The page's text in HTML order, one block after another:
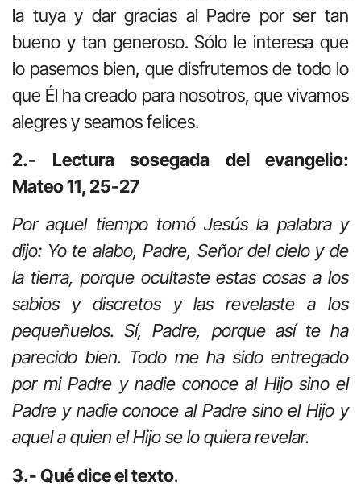
la tuya y dar gracias al Padre por ser tan
bueno y tan generoso. Sólo le interesa que
lo pasemos bien, que disfrutemos de todo lo
que Él ha creado para nosotros, que vivamos
alegres y seamos felices.
2.- Lectura sosegada del evangelio:
Mateo 11, 25-27
Por aquel tiempo tomó Jesús la palabra y
dijo: Yo te alabo, Padre, Señor del cielo y de
la tierra, porque ocultaste estas cosas a los
sabios y discretos y las revelaste a los
pequeñuelos. Sí, Padre, porque así te ha
parecido bien. Todo me ha sido entregado
por mi Padre y nadie conoce al Hijo sino el
Padre y nadie conoce al Padre sino el Hijo y
aquel a quien el Hijo se lo quiera revelar.
3.- Qué dice el texto.